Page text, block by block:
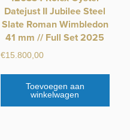
Datejust II Jubilee Steel
Slate Roman Wimbledon
41 mm // Full Set 2025
€15.800,00
Toevoegen aan
winkelwagen